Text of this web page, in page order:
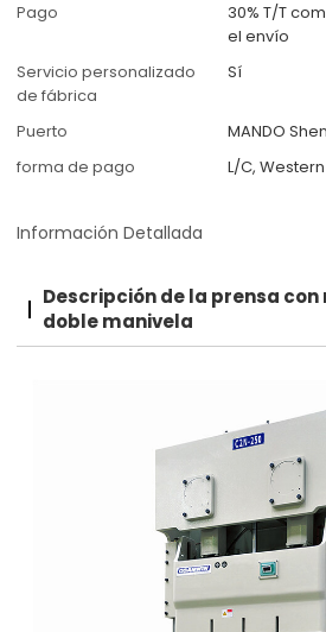
Pago
30% T/T
el envío
Servicio personalizado
de fábrica
Sí
Puerto
MANDO
forma de pago
L/C,
Información Detallada
Descripción de la prensa con
doble manivela